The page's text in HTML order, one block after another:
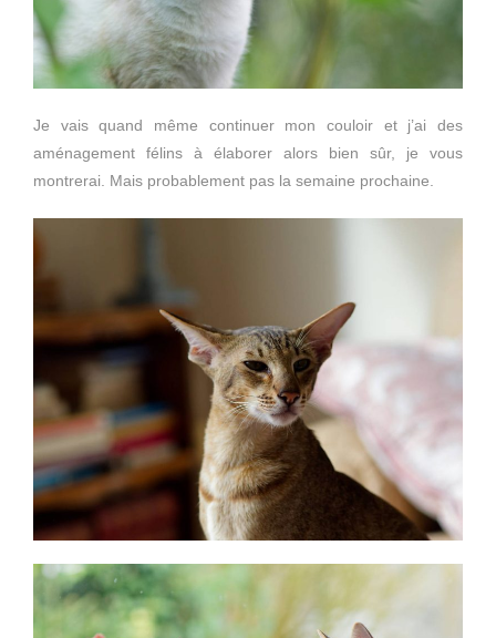
Je vais quand même continuer mon couloir et j’ai des
aménagement félins à élaborer alors bien sûr, je vous
montrerai. Mais probablement pas la semaine prochaine.